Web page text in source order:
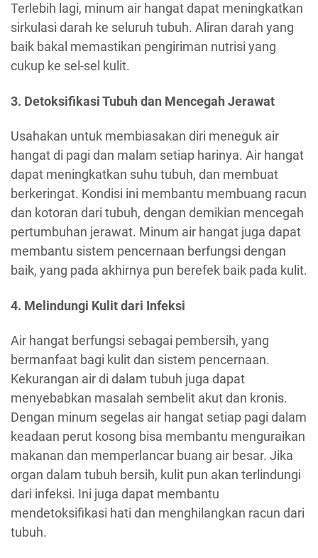
Terlebih lagi, minum air hangat dapat meningkatkan
sirkulasi darah ke seluruh tubuh. Aliran darah yang
baik bakal memastikan pengiriman nutrisi yang
cukup ke sel-sel kulit.
3. Detoksifikasi Tubuh dan Mencegah Jerawat
Usahakan untuk membiasakan diri meneguk air
hangat di pagi dan malam setiap harinya. Air hangat
dapat meningkatkan suhu tubuh, dan membuat
berkeringat. Kondisi ini membantu membuang racun
dan kotoran dari tubuh, dengan demikian mencegah
pertumbuhan jerawat. Minum air hangat juga dapat
membantu sistem pencernaan berfungsi dengan
baik, yang pada akhirnya pun berefek baik pada kulit.
4. Melindungi Kulit dari Infeksi
Air hangat berfungsi sebagai pembersih, yang
bermanfaat bagi kulit dan sistem pencernaan.
Kekurangan air di dalam tubuh juga dapat
menyebabkan masalah sembelit akut dan kronis.
Dengan minum segelas air hangat setiap pagi dalam
keadaan perut kosong bisa membantu menguraikan
makanan dan memperlancar buang air besar. Jika
organ dalam tubuh bersih, kulit pun akan terlindungi
dari infeksi. Ini juga dapat membantu
mendetoksifikasi hati dan menghilangkan racun dari
tubuh.